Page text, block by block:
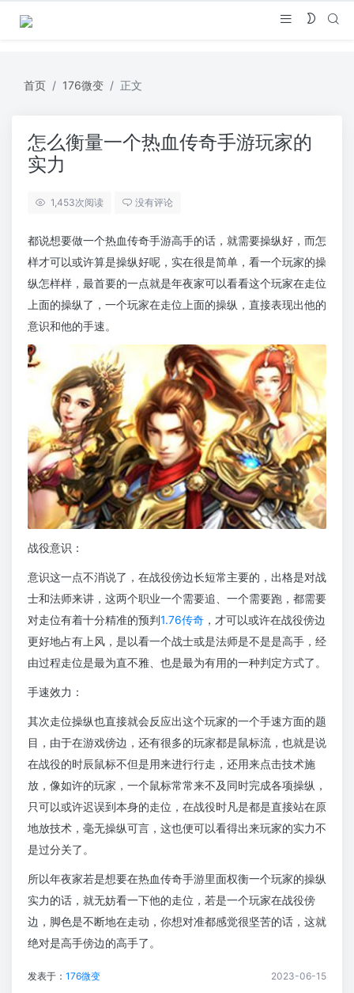
首页 176微变 正文
怎么衡量一个热血传奇手游玩家的
实力
1,453次阅读 没有评论
都说想要做一个热血传奇手游高手的话，就需要操纵好，而怎
样才可以或许算是操纵好呢，实在很是简单，看一个玩家的操
纵怎样样，最首要的一点就是年夜家可以看看这个玩家在走位
上面的操纵了，一个玩家在走位上面的操纵，直接表现出他的
意识和他的手速。
战役意识：
意识这一点不消说了，在战役傍边长短常主要的，出格是对战
士和法师来讲，这两个职业一个需要追、一个需要跑，都需要
对走位有着十分精准的预判1.76传奇 ，才可以或许在战役傍边
更好地占有上风，是以看一个战士或是法师是不是是高手，经
由过程走位是最为直不雅、也是最为有用的一种判定方式了。
手速效力：
其次走位操纵也直接就会反应出这个玩家的一个手速方面的题
目，由于在游戏傍边，还有很多的玩家都是鼠标流，也就是说
在战役的时辰鼠标不但是用来进行行走，还用来点击技术施
放，像如许的玩家，一个鼠标常常来不及同时完成各项操纵，
只可以或许迟误到本身的走位，在战役时凡是都是直接站在原
地放技术，毫无操纵可言，这也便可以看得出来玩家的实力不
是过分关了。
所以年夜家若是想要在热血传奇手游里面权衡一个玩家的操纵
实力的话，就无妨看一下他的走位，若是一个玩家在战役傍
边，脚色是不断地在走动，你想对准都感觉很坚苦的话，这就
绝对是高手傍边的高手了。
发表于： 176微变 2023-06-15